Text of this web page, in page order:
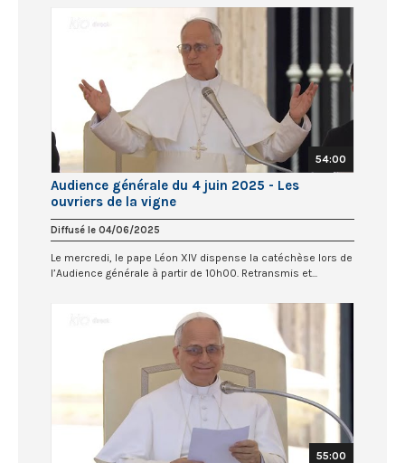
54:00
Audience générale du 4 juin 2025 - Les
ouvriers de la vigne
Diffusé le 04/06/2025
Le mercredi, le pape Léon XIV dispense la catéchèse lors de
l’Audience générale à partir de 10h00. Retransmis et...
55:00